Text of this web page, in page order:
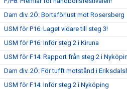
Dam div. 2Ö: Bortaförlust mot Rosersberg
USM för P16: Laget vidare till steg 3!
USM för P16: Inför steg 2 i Kiruna
USM för F14: Rapport från steg 2 i
Dam div. 2Ö: För tufft motstånd i
USM för F14: Inför steg 2 i Nyköping